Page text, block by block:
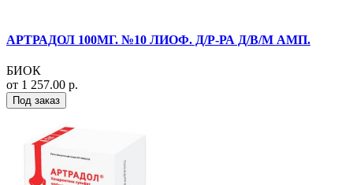
АРТРАДОЛ 100МГ. №10 ЛИОФ. Д/Р-РА Д/В/М АМП.
БИОК
от 1 257.00 р.
Под заказ